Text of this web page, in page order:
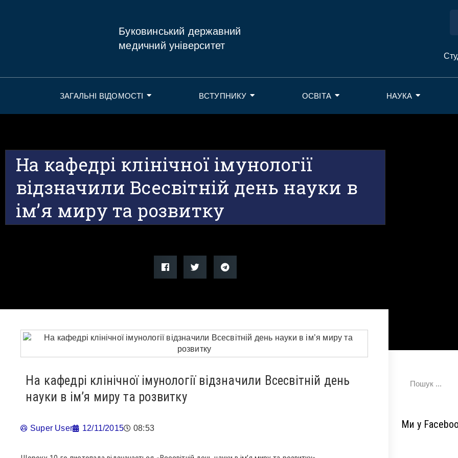
Буковинський державний
медичний університет
ЗАГАЛЬНІ ВІДОМОСТІ ВСТУПНИКУ ОСВІТА НАУКА
На кафедрі клінічної імунології
відзначили Всесвітній день науки в
ім’я миру та розвитку
На кафедрі клінічної імунології відзначили Всесвітній день
науки в ім’я миру та розвитку
Super User 12/11/2015 08:53 Ми у